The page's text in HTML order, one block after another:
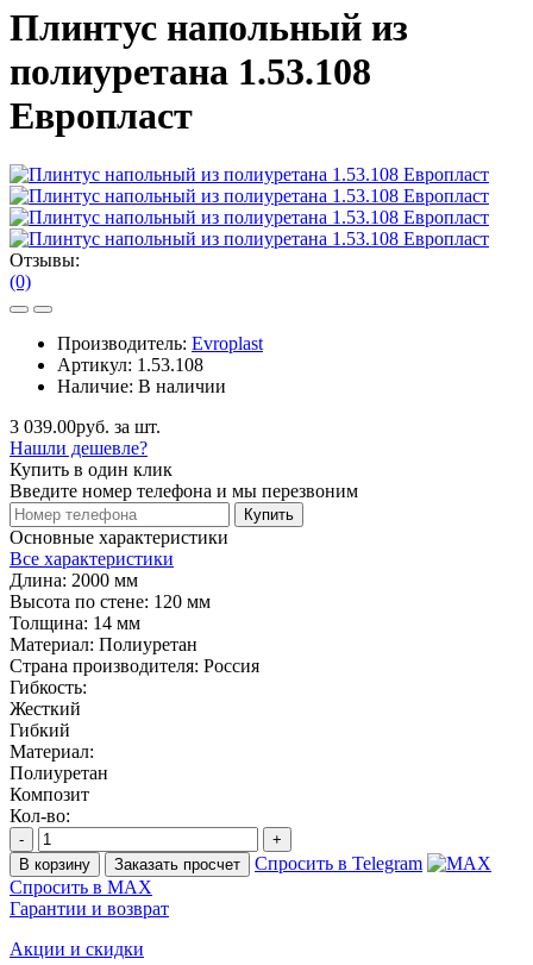
Плинтус напольный из
полиуретана 1.53.108
Европласт
Отзывы:
(0)
Производитель: Evroplast
Артикул: 1.53.108
Наличие: В наличии
3 039.00руб. за шт.
Нашли дешевле?
Купить в один клик
Введите номер телефона и мы перезвоним
Купить
Основные характеристики
Все характеристики
Длина: 2000 мм
Высота по стене: 120 мм
Толщина: 14 мм
Материал: Полиуретан
Страна производителя: Россия
Гибкость:
Жесткий
Гибкий
Материал:
Полиуретан
Композит
Кол-во:
-
+
В корзину
Заказать просчет
Спросить в Telegram
Спросить в MAX
Гарантии и возврат
Акции и скидки